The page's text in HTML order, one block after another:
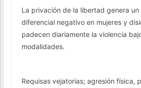
La privación de la libertad genera
diferencial negativo en mujeres y
padecen diariamente la violencia
modalidades.
Requisas vejatorias; agresión física,